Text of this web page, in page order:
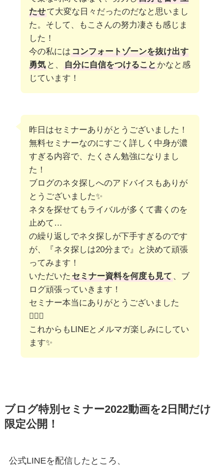
たせて大変な日々だったのだなと思いまし
た。そして、もこさんの努力凄さも感じま
した！
今の私には コンフォートゾーンを抜け出す
勇気 と、 自分に自信をつけること かなと感
じています！
昨日はセミナーありがとうございました！
無料セミナーなのにすごく詳しく中身が濃
すぎる内容で、たくさん勉強になりまし
た！
ブログのネタ探しへのアドバイスもありが
とうございました✨
ネタを探せてもライバルが多くて書くのを
止めて…
の繰り返しでネタ探しが下手すぎるのです
が、『ネタ探しは20分まで』と決めて頑張
ってみます！
いただいた セミナー資料を何度も見て 、ブ
ログ頑張っていきます！
セミナー本当にありがとうございました
🙇‍♀✨
これからもLINEとメルマガ楽しみにしてい
ます✨
ブログ特別セミナー2022動画を2日間だけ
限定公開！
公式LINEを配信したところ、